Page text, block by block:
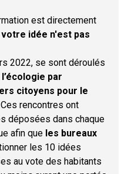
est directement
idée n'est pas
2022, se sont déroulés
par
citoyens pour le
Ces rencontres ont
déposées dans chaque
afin que les bureaux
les 10 idées
au vote des habitants